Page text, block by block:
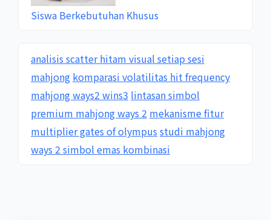
Siswa Berkebutuhan Khusus
analisis scatter hitam visual setiap sesi
mahjong komparasi volatilitas hit frequency
mahjong ways2 wins3 lintasan simbol
premium mahjong ways 2 mekanisme fitur
multiplier gates of olympus studi mahjong
ways 2 simbol emas kombinasi